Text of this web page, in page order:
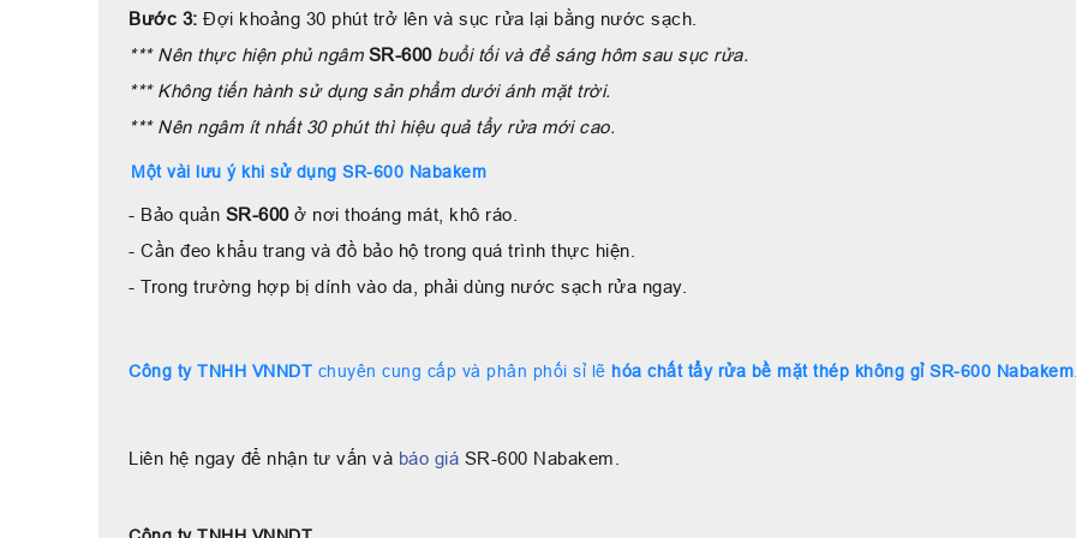
Bước 3: Đợi khoảng 30 phút trở lên và sục rửa lại bằng nước sạch.
*** Nên thực hiện phủ ngâm SR-600buổi tối và để sáng hôm sau sục rửa.
*** Không tiến hành sử dụng sản phẩm dưới ánh mặt trời.
*** Nên ngâm ít nhất 30 phút thì hiệu quả tẩy rửa mới cao.
Một vài lưu ý khi sử dụng SR-600 Nabakem
- Bảo quản SR-600 ở nơi thoáng mát, khô ráo.
- Cần đeo khẩu trang và đồ bảo hộ trong quá trình thực hiện.
- Trong trường hợp bị dính vào da, phải dùng nước sạch rửa ngay.
Công ty TNHH VNNDT chuyên cung cấp và phân phối sỉ lẽ hóa chất tẩy rửa bề mặt thép không gỉ SR-600 Nabakem
Liên hệ ngay để nhận tư vấn và báo giá SR-600 Nabakem.